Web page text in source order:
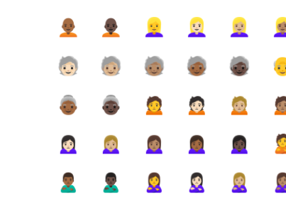
🧑🏾‍🦲
🧑🏿‍🦲 👱‍♀️ 👱🏻‍♀️ 👱🏼‍♀️
🧓🏻
🧓🏼 🧓🏽 🧓🏾 🧓🏿
👵🏾
👵🏿 🙍 🙍🏻 🙍🏼
🙍🏻‍♀️
🙍🏼‍♀️ 🙍🏽‍♀️ 🙍🏾‍♀️ 🙍🏿‍♀️
🙎🏾‍♂️
🙎🏿‍♂️ 🙎‍♀️ 🙎🏻‍♀️ 🙎🏼‍♀️